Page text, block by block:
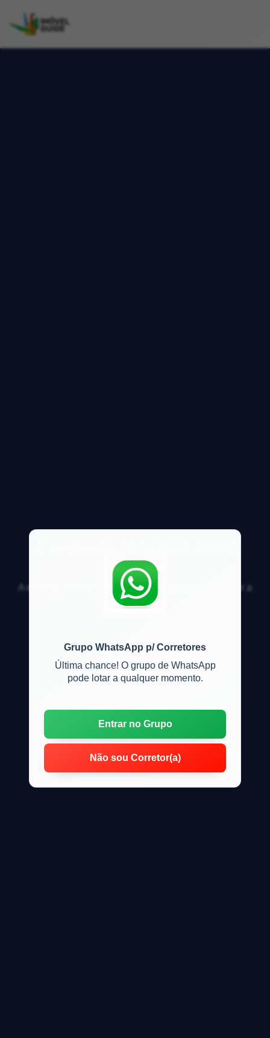
Grupo WhatsApp p/ Corretores
Última chance! O grupo de WhatsApp
pode lotar a qualquer momento.
Entrar no Grupo
Não sou Corretor(a)
vista?
A entrada do financiamento de um imóvel precisa ser a
vista?